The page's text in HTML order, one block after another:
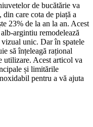
de bucătărie va
care cota de piață a
23% de la an la an. Acest
argintiu remodelează
unic. Dar în spatele
să înțeleagă rațional
utilizare. Acest articol va
și limitările
pentru a vă ajuta